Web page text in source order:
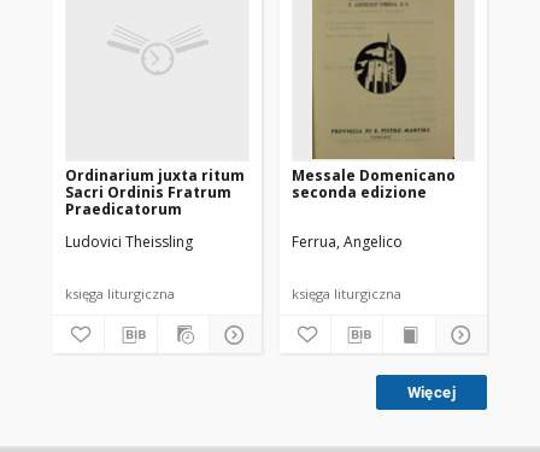
Ordinarium juxta ritum
Sacri Ordinis Fratrum
Praedicatorum
Ludovici Theissling
księga liturgiczna
Messale Domenicano
seconda edizione
Ferrua, Angelico
księga liturgiczna
Więcej